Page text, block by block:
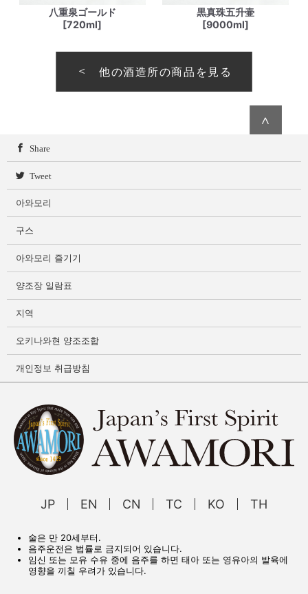
八重泉ゴールド
[720ml]
黒真珠五升壷
[9000ml]
他の酒造所の商品を見る
∧
Share
Tweet
아와모리
구스
아와모리 즐기기
양조장 일람표
지역
오키나와현 양조조합
개인정보 취급방침
JP EN CN TC KO TH
술은 만 20세부터.
음주운전은 법률로 금지되어 있습니다.
임신 또는 모유 수유 중에 음주를 하면 태아 또는 영유아의 발육에
영향을 끼칠 우려가 있습니다.